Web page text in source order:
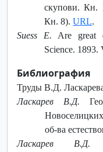
скупови. Кн.
Кн. 8).URL.
Suess E. Are great
Science. 1893.
Библиография
Труды В.Д.
Ласкарев В.Д.
об-ва
Ласкарев В.Д.